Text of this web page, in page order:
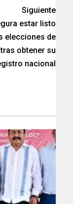
Siguiente
estar listo
elecciones de
obtener su
nacional